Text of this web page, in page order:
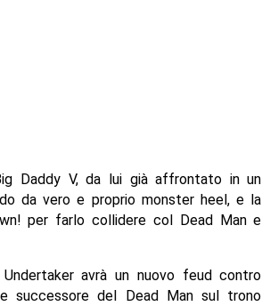
Daddy V, da lui già affrontato in un
da vero e proprio monster heel, e la
per farlo collidere col Dead Man e
avrà un nuovo feud contro
successore del Dead Man sul trono